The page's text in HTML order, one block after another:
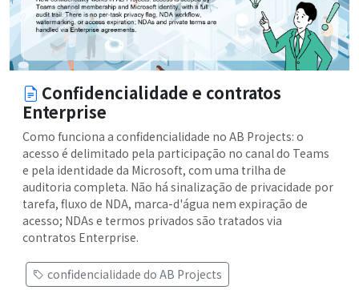
Confidencialidade e contratos
Enterprise
Como funciona a confidencialidade no AB Projects: o
acesso é delimitado pela participação no canal do Teams
e pela identidade da Microsoft, com uma trilha de
auditoria completa. Não há sinalização de privacidade por
tarefa, fluxo de NDA, marca-d'água nem expiração de
acesso; NDAs e termos privados são tratados via
contratos Enterprise.
confidencialidade do AB Projects